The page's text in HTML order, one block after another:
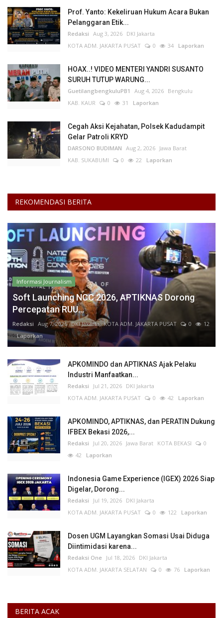
Prof. Yanto: Kekeliruan Hukum Acara Bukan
Pelanggaran Etik...
Redaksi Aug 3, 2026 DKI Jakarta
KOTA ADM. JAKARTA PUSAT
0 34 Laporkan
HOAX..! VIDEO MENTERI YANDRI SUSANTO
SURUH TUTUP WARUNG...
GuetilangbengkuluPB1 Aug 4, 2026 Bengkulu
KAB. KAUR
0 31 Laporkan
Cegah Aksi Kejahatan, Polsek Kadudampit
Gelar Patroli KRYD
DARSONO BUDIMAN Aug 2, 2026 Jawa Barat
KAB. SUKABUMI
0 22 Laporkan
REKOMENDASI BERITA
Informasi Journalism
Soft Launching NCC 2026, APTIKNAS Dorong
Percepatan RUU...
Redaksi Aug 7, 2026 DKI Jakarta KOTA ADM. JAKARTA PUSAT 0
12
Laporkan
APKOMINDO dan APTIKNAS Ajak Pelaku
Industri Manfaatkan...
Redaksi Jul 21, 2026 DKI Jakarta
KOTA ADM. JAKARTA PUSAT
0 42 Laporkan
APKOMINDO, APTIKNAS, dan PERATIN Dukung
IFBEX Bekasi 2026,...
Redaksi Jul 20, 2026 Jawa Barat KOTA BEKASI
0
42 Laporkan
Indonesia Game Experience (IGEX) 2026 Siap
Digelar, Dorong...
Redaksi Jul 19, 2026 DKI Jakarta
KOTA ADM. JAKARTA PUSAT
0 122 Laporkan
Dosen UGM Layangkan Somasi Usai Diduga
Diintimidasi karena...
Redaksi One Jul 18, 2026 DKI Jakarta
KOTA ADM. JAKARTA SELATAN
0 76 Laporkan
BERITA ACAK